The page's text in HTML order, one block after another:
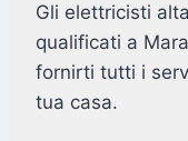
Gli elettricisti
qualificati a
fornirti tutti i
tua casa.